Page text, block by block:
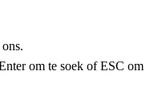
om te soek of ESC om